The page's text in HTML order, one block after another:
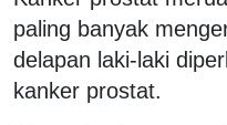
paling banyak
delapan laki-laki
kanker prostat.